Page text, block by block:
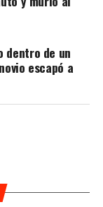
dentro de un
escapó a